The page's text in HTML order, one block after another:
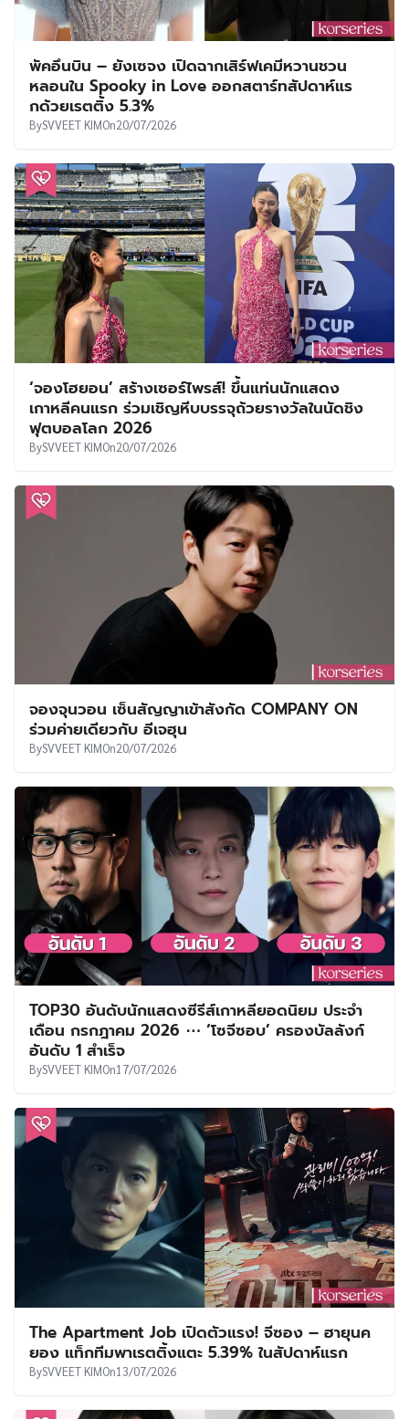
พัคอึนบิน – ยังเซจง เปิดฉากเสิร์ฟเคมีหวานชวน
หลอนใน Spooky in Love ออกสตาร์ทสัปดาห์แร
กด้วยเรตติ้ง 5.3%
BySVVEET KIMOn20/07/2026
‘จองโฮยอน’ สร้างเซอร์ไพรส์! ขึ้นแท่นนักแสดง
เกาหลีคนแรก ร่วมเชิญหีบบรรจุถ้วยรางวัลในนัดชิง
ฟุตบอลโลก 2026
BySVVEET KIMOn20/07/2026
จองจุนวอน เซ็นสัญญาเข้าสังกัด COMPANY ON
ร่วมค่ายเดียวกับ อีเจฮุน
BySVVEET KIMOn20/07/2026
TOP30 อันดับนักแสดงซีรีส์เกาหลียอดนิยม ประจำ
เดือน กรกฎาคม 2026 ⋯ ‘โซจีซอบ’ ครองบัลลังก์
อันดับ 1 สำเร็จ
BySVVEET KIMOn17/07/2026
The Apartment Job เปิดตัวแรง! จีซอง – ฮายุนค
ยอง แท็กทีมพาเรตติ้งแตะ 5.39% ในสัปดาห์แรก
BySVVEET KIMOn13/07/2026